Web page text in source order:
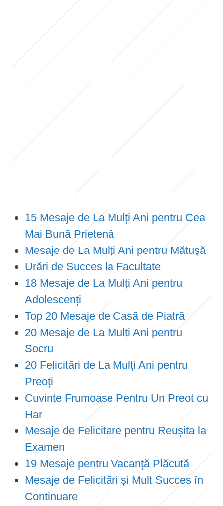
15 Mesaje de La Mulți Ani pentru Cea
Mai Bună Prietenă
Mesaje de La Mulți Ani pentru Mătușă
Urări de Succes la Facultate
18 Mesaje de La Mulți Ani pentru
Adolescenți
Top 20 Mesaje de Casă de Piatră
20 Mesaje de La Mulți Ani pentru
Socru
20 Felicitări de La Mulți Ani pentru
Preoți
Cuvinte Frumoase Pentru Un Preot cu
Har
Mesaje de Felicitare pentru Reușita la
Examen
19 Mesaje pentru Vacanță Plăcută
Mesaje de Felicitări și Mult Succes în
Continuare